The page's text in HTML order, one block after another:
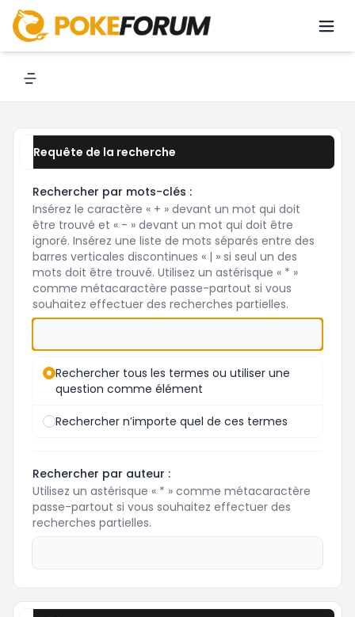
Rechercher
Navigation menu
Requête de la recherche
Rechercher par mots-clés :
Insérez le caractère « + » devant un mot qui doit
être trouvé et « - » devant un mot qui doit être
ignoré. Insérez une liste de mots séparés entre des
barres verticales discontinues « | » si seul un des
mots doit être trouvé. Utilisez un astérisque « * »
comme métacaractère passe-partout si vous
souhaitez effectuer des recherches partielles.
Rechercher tous les termes ou utiliser une
question comme élément
Rechercher n’importe quel de ces termes
Rechercher par auteur :
Utilisez un astérisque « * » comme métacaractère
passe-partout si vous souhaitez effectuer des
recherches partielles.